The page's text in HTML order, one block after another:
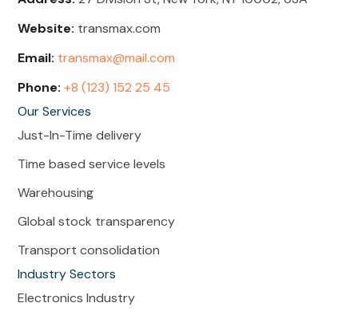
Website: transmax.com
Email: transmax@mail.com
Phone: +8 (123) 152 25 45
Our Services
Just-In-Time delivery
Time based service levels
Warehousing
Global stock transparency
Transport consolidation
Industry Sectors
Electronics Industry